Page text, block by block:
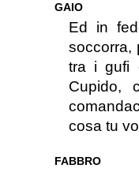
GAIO
Ed in
soccorra,
tra i gufi
Cupido,
cosa tu
FABBRO